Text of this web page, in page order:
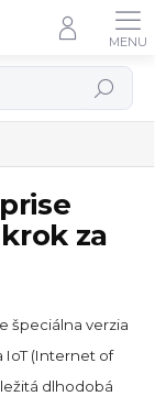
Hľadať
za
špeciálna verzia
IoT (Internet of
dlhodobá